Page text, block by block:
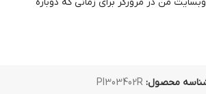
من در مرورگر برای زمانی که دوباره
محصول: PI303402R